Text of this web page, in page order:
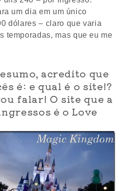
um dia em um único
dólares – claro que varia
temporadas, mas que eu me
acredito que
é: e qual é o site!?
falar! O site que a
é o Love